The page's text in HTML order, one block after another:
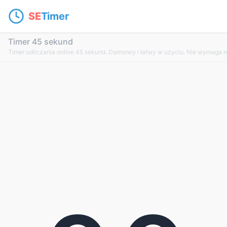
SETimer
Timer 45 sekund
Timer odliczania online 45 sekund. Darmowy i łatwy w użyciu. Nie wymaga